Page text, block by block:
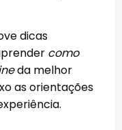
dicas
como
da melhor
as orientações